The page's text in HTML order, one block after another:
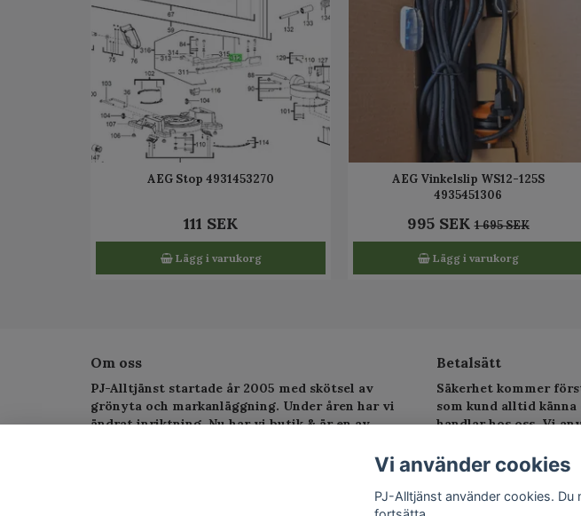
AEG Stop 4931453270
111 SEK
Lägg i varukorg
AEG Vinkelslip WS12-125S
4935451306
995 SEK1 695 SEK
Lägg i varukorg
Om oss
PJ-Alltjänst startade år 2005 med skötsel av
grönyta och markanläggning. Under åren har vi
ändrat inriktning. Nu har vi butik & är en av
Betalsätt
Säkerhet kommer
som kund alltid
handlar hos oss. Vi
Vi använder cookies
PJ-Alltjänst använder cookies.